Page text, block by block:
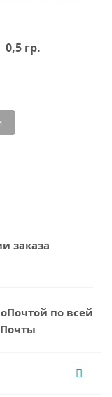
0,5 гр.
заказа
по всей